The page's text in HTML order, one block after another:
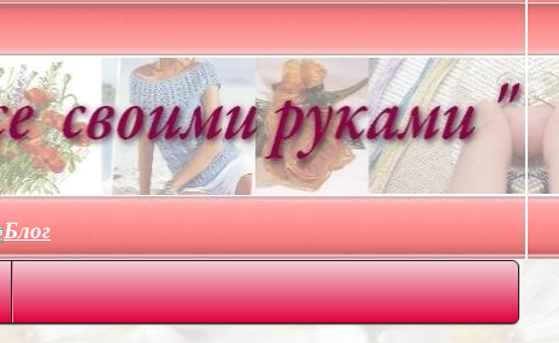
Блог